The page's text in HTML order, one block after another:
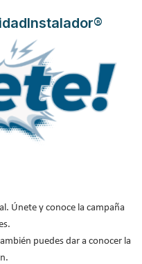
sobre gas
Únete y conoce la campaña
puedes dar a conocer la